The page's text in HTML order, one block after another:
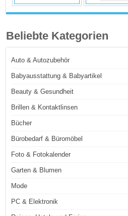
Beliebte Kategorien
Auto & Autozubehör
Babyausstattung & Babyartikel
Beauty & Gesundheit
Brillen & Kontaktlinsen
Bücher
Bürobedarf & Büromöbel
Foto & Fotokalender
Garten & Blumen
Mode
PC & Elektronik